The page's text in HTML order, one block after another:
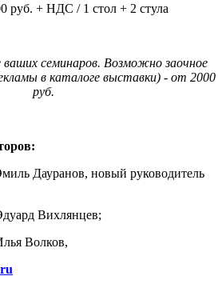
руб. + НДС / 1 стол + 2 стула
семинаров. Возможно заочное
в каталоге выставки) - от 2000
руб.
Дауранов, новый руководитель
Вихлянцев;
Волков,